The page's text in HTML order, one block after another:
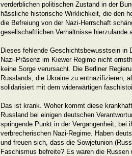
verderblichen politischen Zustand in der
hässliche historische Wirklichkeit, die den
die Befreiung von der Nazi-Herrschaft
gesellschaftlichen Verhältnisse hierzulande
Dieses fehlende Geschichtsbewusstsein in
Nazi-Präsenz im Kiewer Regime nicht
keine Sorge verursacht. Die Berliner
Russlands, die Ukraine zu entnazifizieren,
solidarisiert mit dem widerwärtigen
Das ist krank. Woher kommt diese
Russland bei einigen deutschen
springende Punkt in der Vergangenheit, bei
verbrecherischen Nazi-Regime. Haben
und freuen sich, dass die Sowjetunion
Faschismus befreite? Es waren die Russen